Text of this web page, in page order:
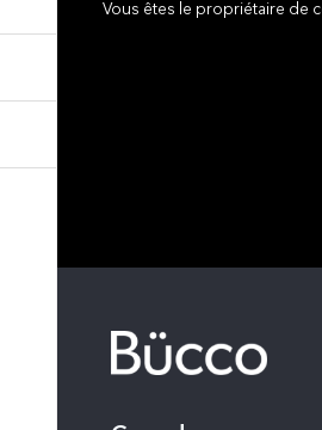
Vous êtes le propriétaire de